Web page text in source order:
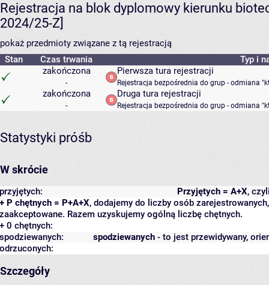
Rejestracja na blok dyplomowy kierunku
2024/25-Z]
pokaż przedmioty związane z tą rejestracją
Stan
Czas trwania
Typ i
zakończona
-
Pierwsza tura rejestracji
Rejestracja bezpośrednia do grup - odmiana
zakończona
-
Druga tura rejestracji
Rejestracja bezpośrednia do grup - odmiana
Statystyki próśb
W skrócie
Przyjętych = A+X,
przyjętych:
+ P chętnych = P+A+X, dodajemy do liczby osób
zaakceptowane. Razem uzyskujemy ogólną liczbę chętnych.
+ 0 chętnych:
spodziewanych - to jest przewidywany,
spodziewanych:
odrzuconych:
Szczegóły